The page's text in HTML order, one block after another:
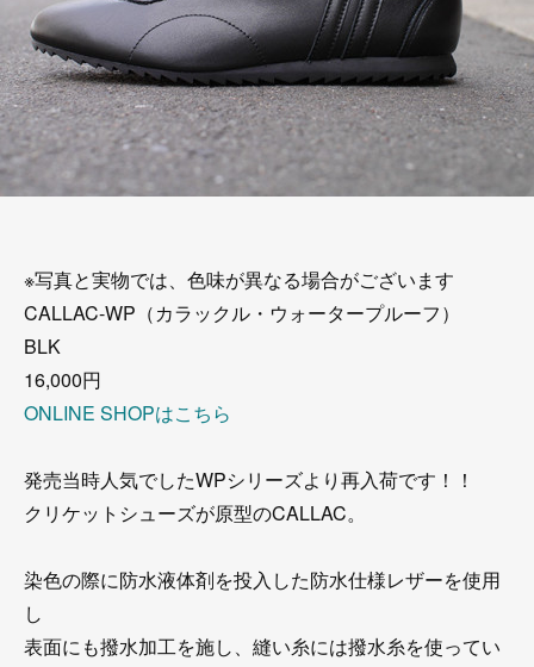
※写真と実物では、色味が異なる場合がございます
CALLAC-WP（カラックル・ウォータープルーフ）
BLK
16,000円
ONLINE SHOPはこちら
発売当時人気でしたWPシリーズより再入荷です！！
クリケットシューズが原型のCALLAC。
染色の際に防水液体剤を投入した防水仕様レザーを使用
し
表面にも撥水加工を施し、縫い糸には撥水糸を使ってい